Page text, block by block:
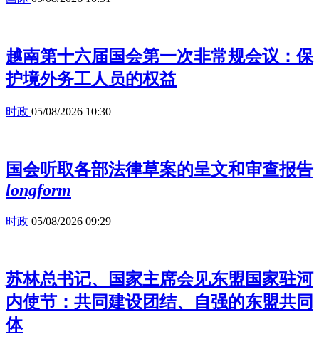
越南第十六届国会第一次非常规会议：保
护境外务工人员的权益
时政 05/08/2026 10:30
国会听取各部法律草案的呈文和审查报告
longform
时政 05/08/2026 09:29
苏林总书记、国家主席会见东盟国家驻河
内使节：共同建设团结、自强的东盟共同
体